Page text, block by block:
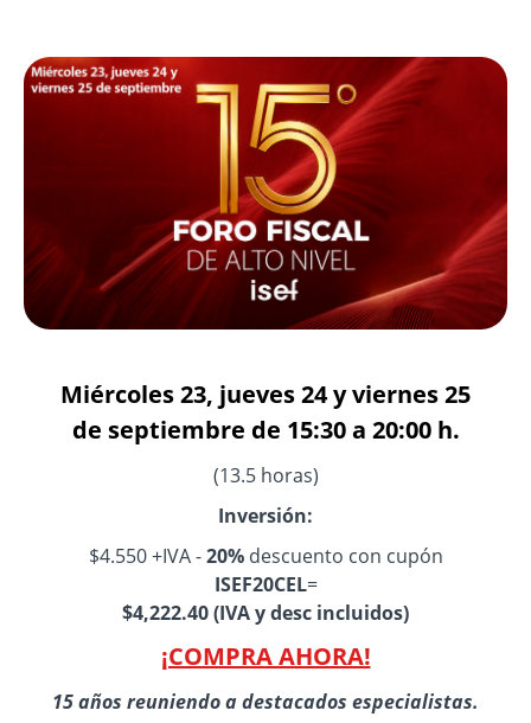
Miércoles 23, jueves 24 y viernes 25
de septiembre de 15:30 a 20:00 h.
(13.5 horas)
Inversión:
$4.550 +IVA -20% descuento con cupón
ISEF20CEL=
$4,222.40(IVA y desc incluidos)
¡COMPRA AHORA!
15 años reuniendo a destacados especialistas.